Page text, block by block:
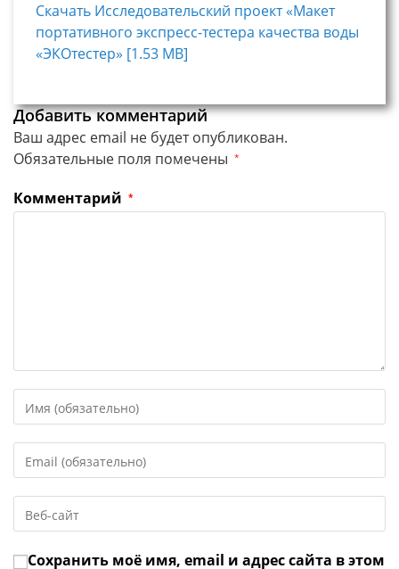
Скачать Исследовательский проект «Макет
портативного экспресс-тестера качества воды
«ЭКОтестер» [1.53 MB]
Добавить комментарий
Ваш адрес email не будет опубликован.
Обязательные поля помечены *
Комментарий *
свое
или
имя
чтобы
прокомментировать
свой
адрес,
чтобы
URL
веб-Сохранить моё имя, email и адрес сайта в этом